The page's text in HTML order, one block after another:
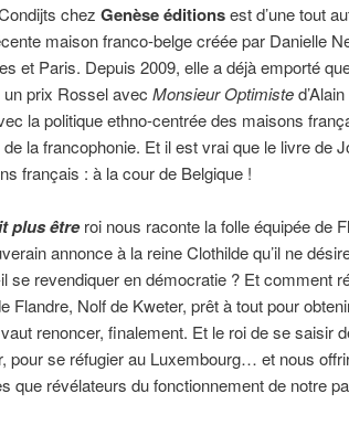
chez Genèse éditionsest d’une tout
maison franco-belge créée par Danielle
et Paris. Depuis 2009, elle a déjà emporté
un prix Rossel avecMonsieur Optimiste
la politique ethno-centrée des maisons
la francophonie. Et il est vrai que le livre de
français : à la cour de Belgique !
plus êtreroi nous raconte la folle équipée de
annonce à la reine Clothilde qu’il ne
se revendiquer en démocratie ? Et comment
Flandre, Nolf de Kweter, prêt à tout pour
renoncer, finalement. Et le roi de se saisir
pour se réfugier au Luxembourg… et nous
que révélateurs du fonctionnement de notre